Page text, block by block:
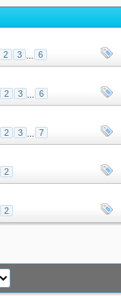
2 3 ... 6
2 3 ... 6
2 3 ... 7
2
2